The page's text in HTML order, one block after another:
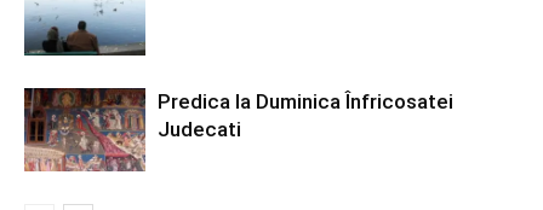
Predica la Duminica Înfricosatei
Judecati